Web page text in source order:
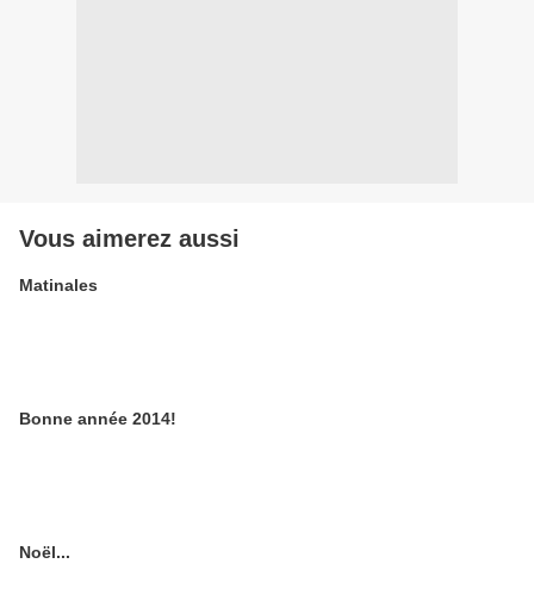
Vous aimerez aussi
Matinales
Bonne année 2014!
Noël...